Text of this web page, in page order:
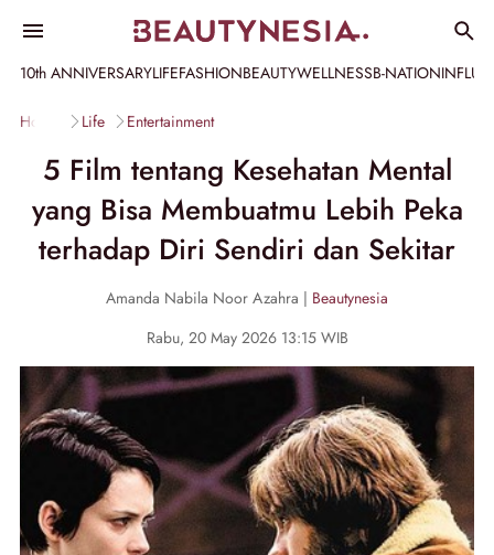
10th ANNIVERSARYLIFEFASHIONBEAUTYWELLNESSB-NATION
Home Life Entertainment
5 Film tentang Kesehatan Mental
yang Bisa Membuatmu Lebih Peka
terhadap Diri Sendiri dan Sekitar
Amanda Nabila Noor Azahra | Beautynesia
Rabu, 20 May 2026 13:15 WIB